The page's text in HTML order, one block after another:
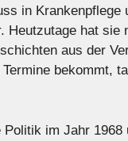
in Krankenpflege
Heutzutage hat
aus der
bekommt,
im Jahr 1968